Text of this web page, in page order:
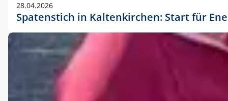
28.04.2026
Spatenstich in Kaltenkirchen: Start für